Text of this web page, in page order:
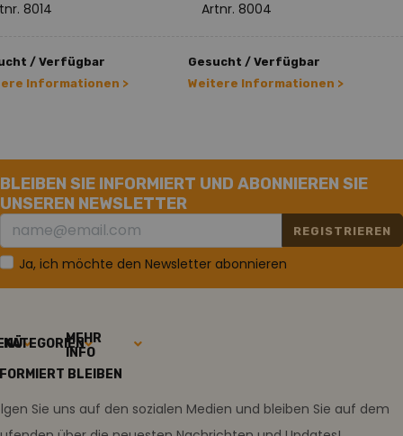
8014
/ Verfügbar
Informationen >
Artnr. 8004
Gesucht / Verfügbar
Weitere Informationen >
BLEIBEN SIE INFORMIERT UND ABONNIEREN SIE
UNSEREN NEWSLETTER
REGISTRIEREN
Ja, ich möchte den Newsletter abonnieren
KATEGORIENMEHR
INFO
BLEIBEN
Sie uns auf den sozialen Medien und bleiben Sie auf dem